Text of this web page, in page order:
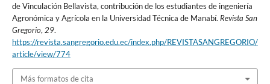
de Vinculación Bellavista, contribución de los estudiantes de ingeniería
Agronómica y Agrícola en la Universidad Técnica de Manabí. Revista San
Gregorio,29.
https://revista.sangregorio.edu.ec/index.php/REVISTASANGREGORIO/
article/view/774
Más formatos de cita